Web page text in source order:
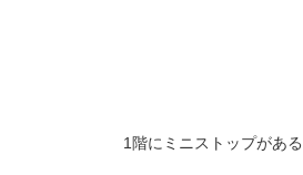
1階にミニストップがあ